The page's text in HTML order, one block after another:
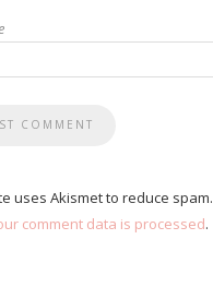
uses Akismet to reduce spam.
comment data is processed.